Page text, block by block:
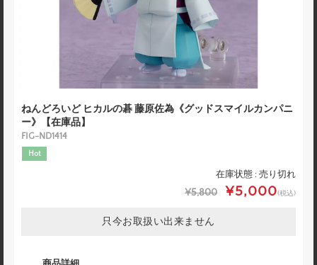
ねんどろいど ヒカルの碁 藤原佐為《グッドスマイルカンパニ
ー》【在庫品】
FIG-ND1414
Hot
在庫状態 : 売り切れ
¥5,800 ¥5,000(税込)
只今お取扱い出来ません